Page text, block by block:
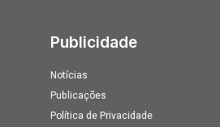
Publicidade
Notícias
Publicações
Política de Privacidade